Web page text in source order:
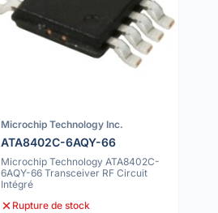
Microchip Technology Inc.
ATA8402C-6AQY-66
Microchip Technology ATA8402C-
6AQY-66 Transceiver RF Circuit
Intégré
Rupture de stock